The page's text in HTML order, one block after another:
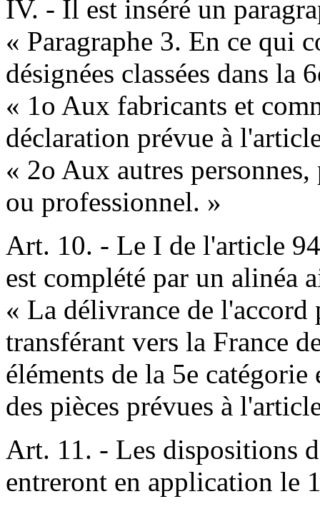
IV. - Il est inséré un
« Paragraphe 3. En ce qui
désignées classées dans la
« 1o Aux fabricants et
déclaration prévue à
« 2o Aux autres
ou professionnel. »
Art. 10. - Le I de l'article
est complété par un alinéa
« La délivrance de
transférant vers la France
éléments de la 5e
des pièces prévues à
Art. 11. - Les dispositions
entreront en application le